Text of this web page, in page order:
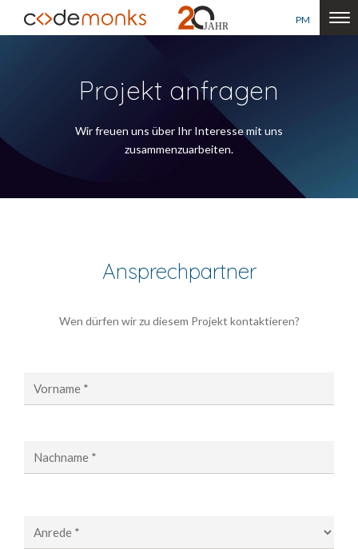
PM
Projekt anfragen
Wir freuen uns über Ihr Interesse mit uns
zusammenzuarbeiten.
Ansprechpartner
Wen dürfen wir zu diesem Projekt kontaktieren?
Vorname *
Nachname *
Anrede *